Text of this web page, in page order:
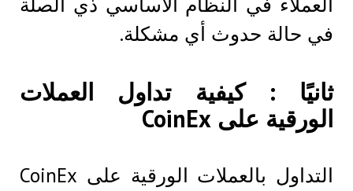
في حالة حدوث أي مشكلة.
ثانيًا : كيفية تداول العملات
الورقية على CoinEx
التداول بالعملات الورقية على CoinEx